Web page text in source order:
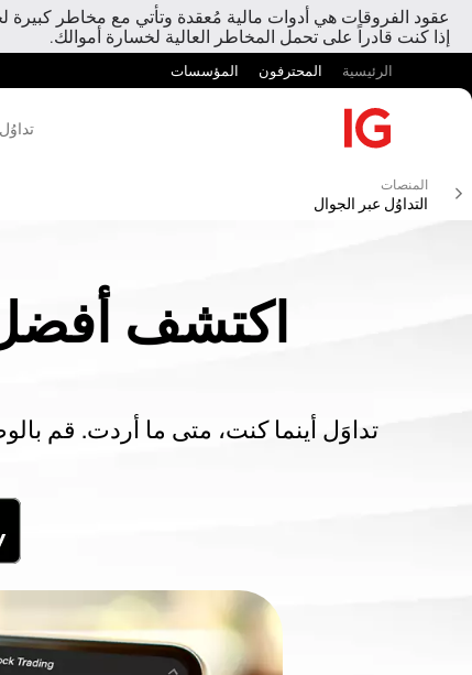
عقود الفروقات هي أدوات مالية مُعقدة وتأتي مع مخاطر كبيرة
إذا كنت قادراً على تحمل المخاطر العالية لخسارة أموالك.
الرئيسية المحترفون المؤسسات
المنصات
التداوُل عبر الجوال
اكتشف أفضل
تداوَل أينما كنت، متى ما أردت. قم